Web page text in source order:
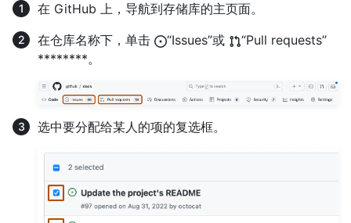
在 GitHub 上，导航到存储库的主页面。
在仓库名称下，单击
“Issues”或
“Pull requests”
********。
选中要分配给某人的项的复选框。